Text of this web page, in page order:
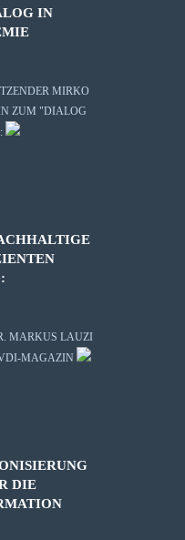
IN
MIRKO
ZUM "DIALOG
MARKUS LAUZI
MAGAZIN
DIE